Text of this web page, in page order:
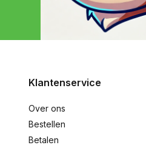
Klantenservice
Over ons
Bestellen
Betalen